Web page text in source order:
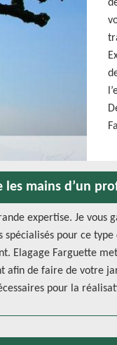
les mains d’un
expertise. Je
spécialisés pour ce
Elagage Farguette
afin de faire de votre
pour la